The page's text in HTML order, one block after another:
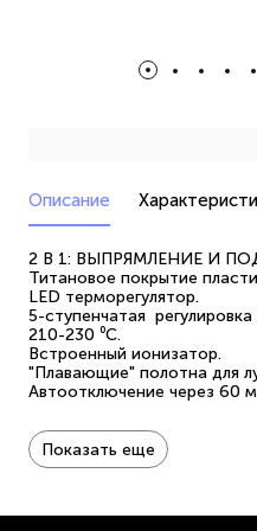
Описание
2 В 1: ВЫПРЯМЛЕНИЕ И
Титановое покрытие
LED терморегулятор.
5-ступенчатая
210-230 ⁰С.
Встроенный ионизатор.
"Плавающие" полотна для
Автоотключение через 60
Удлиненный шнур: 3 метра.
Шарнирное вращение шнура
Удобная петля для
Показать еще